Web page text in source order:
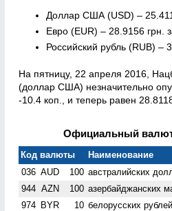
Доллар США (USD) –
Евро (EUR) – 28.9156 грн.
Российский рубль (RUB) –
На пятницу, 22 апреля 2016,
(доллар США) незначительно
-10.4 коп., и теперь равен
Официальный
Код валюты Наименование
036 AUD 100 австралийских
944 AZN 100 азербайджанских
974 BYR 10 белорусских рублей